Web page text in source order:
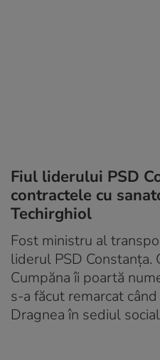
Fiul liderului PSD
contractele cu
Techirghiol
Fost ministru al
liderul PSD Constanța.
Cumpăna îi poartă
s-a făcut remarcat
Dragnea în sediul